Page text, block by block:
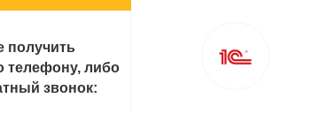
получить
телефону, либо
звонок: